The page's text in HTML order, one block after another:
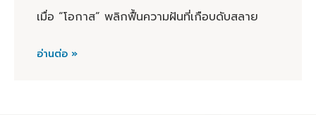
เมื่อ “โอกาส” พลิกฟื้นความฝันที่เกือบดับสลาย
อ่านต่อ »